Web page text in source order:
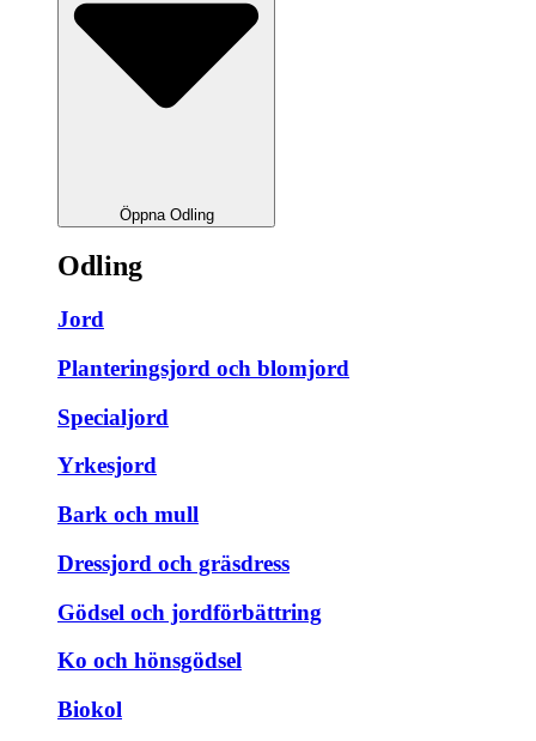
Öppna Odling
Odling
Jord
Planteringsjord och blomjord
Specialjord
Yrkesjord
Bark och mull
Dressjord och gräsdress
Gödsel och jordförbättring
Ko och hönsgödsel
Biokol